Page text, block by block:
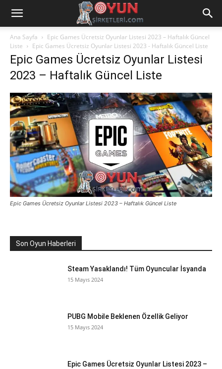
Ana Sayfa
Epic Games Ücretsiz Oyunlar Listesi 2023 – Haftalık Güncel
Liste
Epic Games Ücretsiz Oyunlar Listesi 2023 - Haftalık Güncel Liste
Epic Games Ücretsiz Oyunlar Listesi
2023 – Haftalık Güncel Liste
Epic Games Ücretsiz Oyunlar Listesi 2023 – Haftalık Güncel Liste
Son Oyun Haberleri
Steam Yasaklandı! Tüm Oyuncular İsyanda
15 Mayıs 2024
PUBG Mobile Beklenen Özellik Geliyor
15 Mayıs 2024
Epic Games Ücretsiz Oyunlar Listesi 2023 –